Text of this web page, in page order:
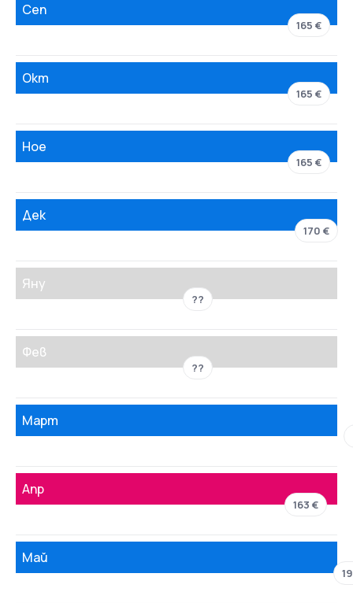
Сеп
165 €
Окт
165 €
Ное
165 €
Дек
170 €
Яну
??
Фев
??
Март
Апр
163 €
Май